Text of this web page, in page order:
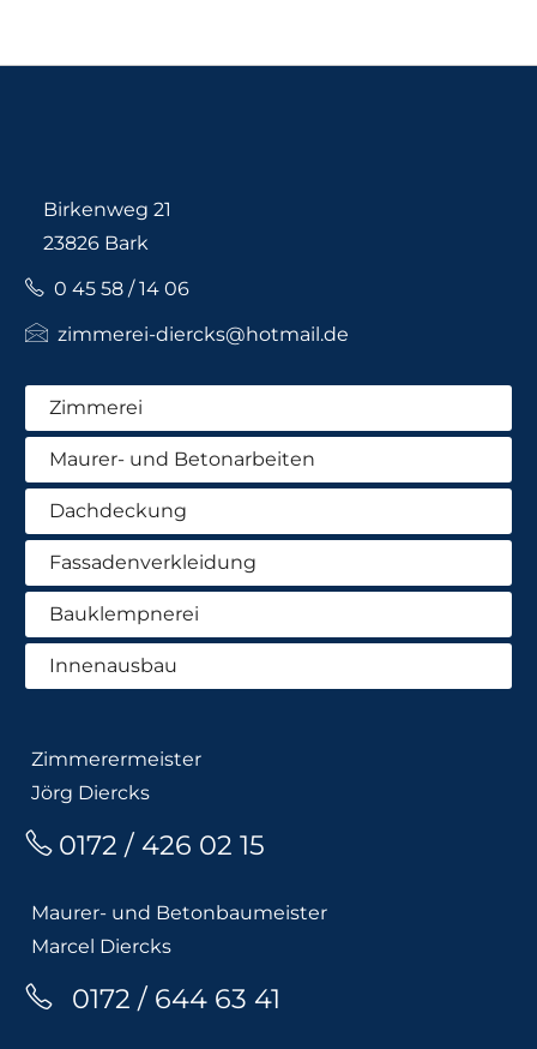
Birkenweg 21
23826 Bark
0 45 58 / 14 06
zimmerei-diercks@hotmail.de
Zimmerei
Maurer- und Betonarbeiten
Dachdeckung
Fassadenverkleidung
Bauklempnerei
Innenausbau
Zimmerermeister
Jörg Diercks
0172 / 426 02 15
Maurer- und Betonbaumeister
Marcel Diercks
0172 / 644 63 41